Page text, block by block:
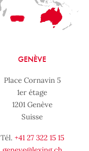
GENÈVE
Place Cornavin 5
1er étage
1201 Genève
Suisse
Tél. +41 27 322 15 15